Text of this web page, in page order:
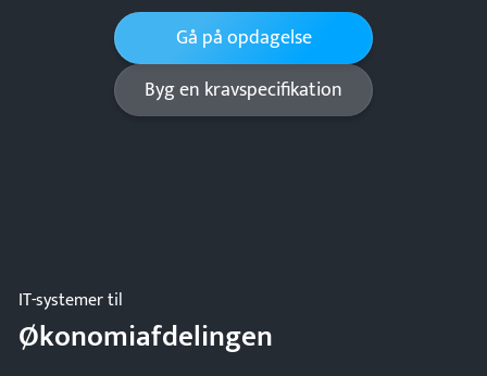
Gå på opdagelse
Byg en kravspecifikation
IT-systemer til
Økonomiafdelingen